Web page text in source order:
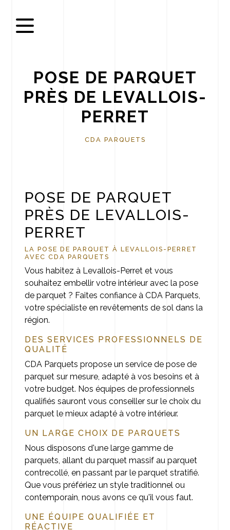
POSE DE PARQUET
PRÈS DE LEVALLOIS-
PERRET
CDA PARQUETS
POSE DE PARQUET
PRÈS DE LEVALLOIS-
PERRET
LA POSE DE PARQUET À LEVALLOIS-PERRET
AVEC CDA PARQUETS
Vous habitez à Levallois-Perret et vous
souhaitez embellir votre intérieur avec la pose
de parquet ? Faites confiance à CDA Parquets,
votre spécialiste en revêtements de sol dans la
région.
DES SERVICES PROFESSIONNELS DE
QUALITÉ
CDA Parquets propose un service de pose de
parquet sur mesure, adapté à vos besoins et à
votre budget. Nos équipes de professionnels
qualifiés sauront vous conseiller sur le choix du
parquet le mieux adapté à votre intérieur.
UN LARGE CHOIX DE PARQUETS
Nous disposons d'une large gamme de
parquets, allant du parquet massif au parquet
contrecollé, en passant par le parquet stratifié.
Que vous préfériez un style traditionnel ou
contemporain, nous avons ce qu'il vous faut.
UNE ÉQUIPE QUALIFIÉE ET
RÉACTIVE